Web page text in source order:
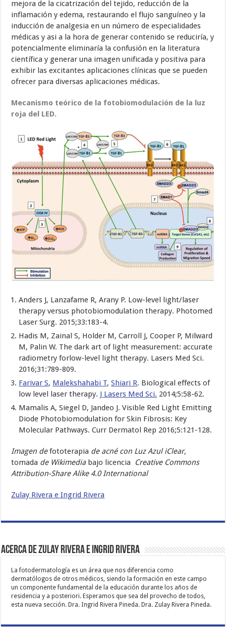
mejora de la cicatrización del tejido, reducción de la
inflamación y edema, restaurando el flujo sanguíneo y la
inducción de analgesia en un número de especialidades
médicas y asi a la hora de generar contenido se reduciría, y
potencialmente eliminaría la confusión en la literatura
científica y generar una imagen unificada y positiva para
exhibir las excitantes aplicaciones clínicas que se pueden
ofrecer para diversas aplicaciones médicas.
Mecanismo teórico de la fotobiomodulación de la luz
roja del LED.
Anders J, Lanzafame R, Arany P. Low-level light/laser
therapy versus photobiomodulation therapy. Photomed
Laser Surg. 2015;33:183-4.
Hadis M, Zainal S, Holder M, Carroll J, Cooper P, Milward
M, Palin W. The dark art of light measurement: accurate
radiometry forlow-level light therapy. Lasers Med Sci.
2016;31:789-809.
Farivar S, Malekshahabi T,Shiari R. Biological effects of
low level laser therapy. J Lasers Med Sci. 2014;5:58-62.
Mamalis A, Siegel D, Jandeo J. Visible Red Light Emitting
Diode Photobiomodulation for Skin Fibrosis: Key
Molecular Pathways. Curr Dermatol Rep 2016;5:121-128.
Imagen defototerapia de acné con Luz Azul iClear,
tomada de Wikimedia bajo licencia Creative Commons
Attribution-Share Alike 4.0 International
Zulay Rivera e Ingrid Rivera
Acerca de Zulay Rivera e Ingrid Rivera
La fotodermatología es un área que nos diferencia como
dermatólogos de otros médicos, siendo la formación en este campo
un componente fundamental de la educación durante los años de
residencia y a posteriori. Esperamos que sea del provecho de todos,
esta nueva sección. Dra. Ingrid Rivera Pineda. Dra. Zulay Rivera Pineda.